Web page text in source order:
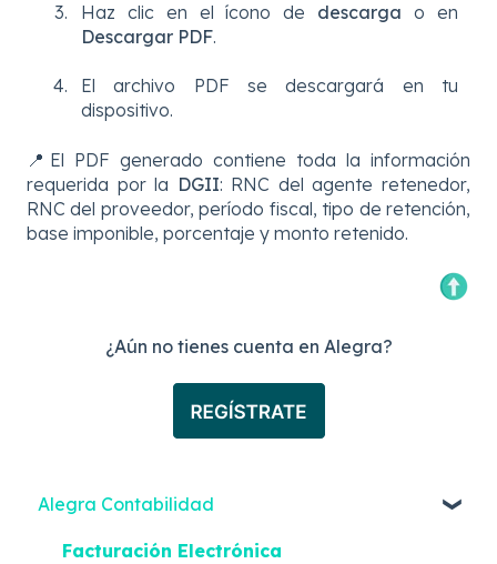
Haz clic en el ícono de descarga o en
Descargar PDF.
El archivo PDF se descargará en tu
dispositivo.
📍El PDF generado contiene toda la información
requerida por la DGII: RNC del agente retenedor,
RNC del proveedor, período fiscal, tipo de retención,
base imponible, porcentaje y monto retenido.
¿Aún no tienes cuenta en Alegra?
Alegra Contabilidad
Facturación Electrónica